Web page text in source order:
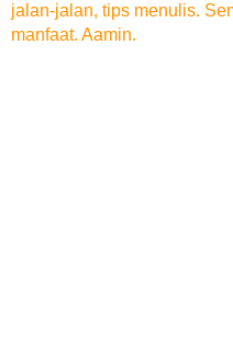
jalan-jalan, tips menulis.
manfaat. Aamin.